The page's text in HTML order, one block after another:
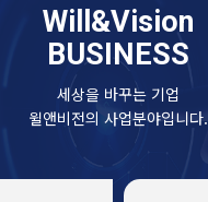
Will&Vision
BUSINESS
세상을 바꾸는 기업
윌앤비전의 사업분야입니다.